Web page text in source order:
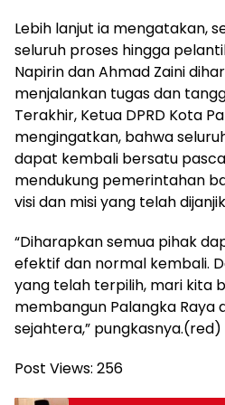
Lebih lanjut ia mengatakan,
seluruh proses hingga
Napirin dan Ahmad Zaini
menjalankan tugas dan
Terakhir, Ketua DPRD Kota
mengingatkan, bahwa
dapat kembali bersatu
mendukung pemerintahan
visi dan misi yang telah
“Diharapkan semua pihak
efektif dan normal kembali.
yang telah terpilih, mari kita
membangun Palangka Raya
sejahtera,” pungkasnya.(red)
Post Views: 256